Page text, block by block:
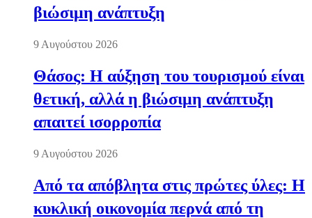
βιώσιμη ανάπτυξη
9 Αυγούστου 2026
Θάσος: Η αύξηση του τουρισμού είναι
θετική, αλλά η βιώσιμη ανάπτυξη
απαιτεί ισορροπία
9 Αυγούστου 2026
Από τα απόβλητα στις πρώτες ύλες: Η
κυκλική οικονομία περνά από τη